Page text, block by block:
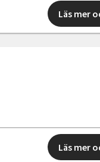
Läs mer
Läs mer